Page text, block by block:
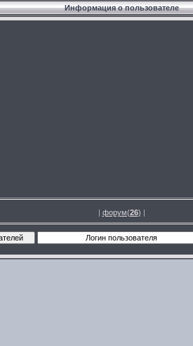
Информация о пользователе
| форум(26) |